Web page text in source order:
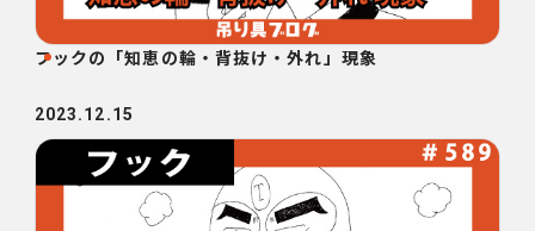
フックの「知恵の輪・背抜け・外れ」現象
2023.12.15